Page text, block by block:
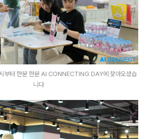
부터 한분 한분 AI CONNECTING DAY에 찾아오셨습
니다